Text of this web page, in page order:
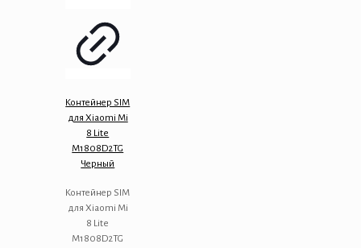
Контейнер SIM
для Xiaomi Mi
8 Lite
M1808D2TG
Черный
Контейнер SIM
для Xiaomi Mi
8 Lite
M1808D2TG